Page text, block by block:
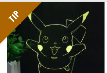
4: S napájecím adaptérem USB jej můžete
připojit k domácí zásuvce nebo k portu
USB počítače. Možnost vložení baterií.
5: Úspora energie. Výkon: 0.012kw.h / 24
hodin, Životnost LED: 50000 hodin
7: Tato lampa může být umístěna v ložnici,
dětském pokoji, obývacím pokoji, baru,
obchodě, kavárně, restauraci atd jako
dekorativní světlo.
TIP